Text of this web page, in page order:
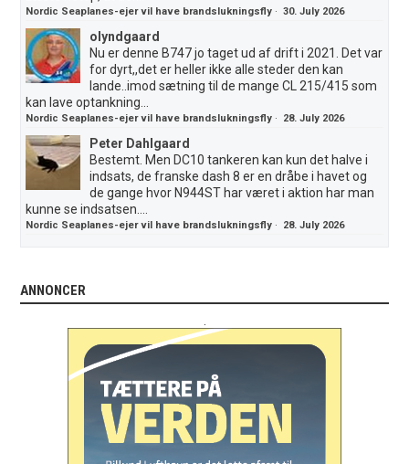
Nordic Seaplanes-ejer vil have brandslukningsfly ·30. July 2026
olyndgaard
Nu er denne B747 jo taget ud af drift i 2021. Det var
for dyrt,,det er heller ikke alle steder den kan
lande..imod sætning til de mange CL 215/415 som
kan lave optankning...
Nordic Seaplanes-ejer vil have brandslukningsfly · 28. July 2026
Peter Dahlgaard
Bestemt. Men DC10 tankeren kan kun det halve i
indsats, de franske dash 8 er en dråbe i havet og
de gange hvor N944ST har været i aktion har man
kunne se indsatsen....
Nordic Seaplanes-ejer vil have brandslukningsfly · 28. July 2026
ANNONCER